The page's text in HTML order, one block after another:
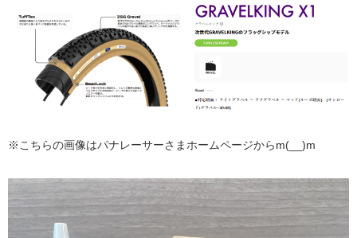
※こちらの画像はパナレーサーさまホームページからm(__)m